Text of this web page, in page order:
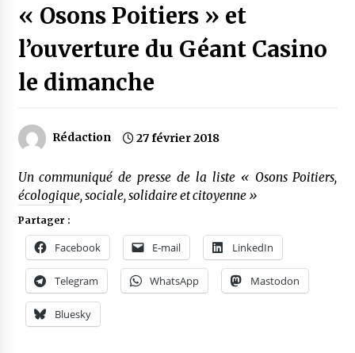
« Osons Poitiers » et
l’ouverture du Géant Casino
le dimanche
Rédaction 27 février 2018
Un communiqué de presse de la liste « Osons Poitiers,
écologique, sociale, solidaire et citoyenne »
Partager :
Facebook E-mail LinkedIn
Telegram WhatsApp Mastodon
Bluesky